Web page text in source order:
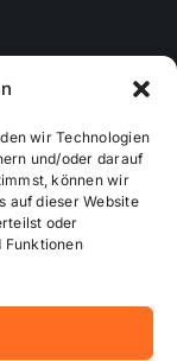
wir Technologien
und/oder darauf
können wir
auf dieser Website
oder
Funktionen
informiert!